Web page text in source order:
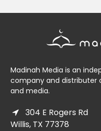
Madinah Media is an
company and distributer
and media.
304 E Rogers Rd
Willis, TX 77378